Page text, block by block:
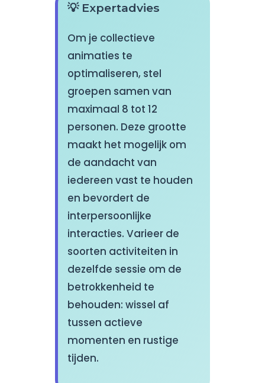
💡 Expertadvies
Om je collectieve
animaties te
optimaliseren, stel
groepen samen van
maximaal 8 tot 12
personen. Deze grootte
maakt het mogelijk om
de aandacht van
iedereen vast te houden
en bevordert de
interpersoonlijke
interacties. Varieer de
soorten activiteiten in
dezelfde sessie om de
betrokkenheid te
behouden: wissel af
tussen actieve
momenten en rustige
tijden.